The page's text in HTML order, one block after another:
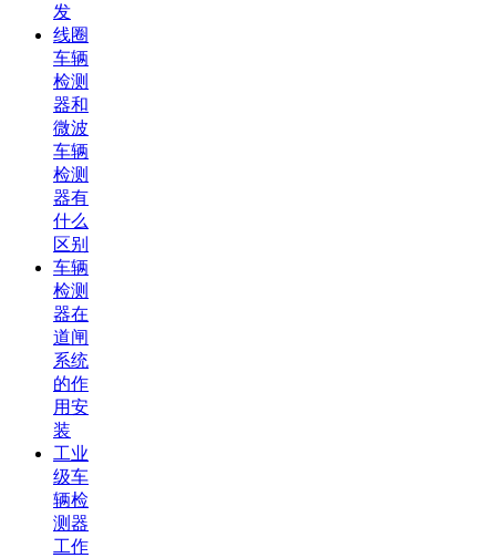
发
线圈
车辆
检测
器和
微波
车辆
检测
器有
什么
区别
车辆
检测
器在
道闸
系统
的作
用安
装
工业
级车
辆检
测器
工作